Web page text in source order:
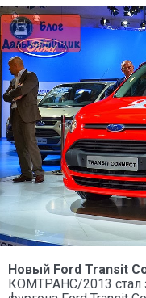
Новый Ford Transit
КОМТРАНС/2013 стал